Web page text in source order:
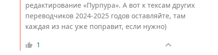
редактирование «Пурпура». А вот к тексам других
переводчиков 2024-2025 годов оставляйте, там
каждая из нас уже поправит, если нужно)
1